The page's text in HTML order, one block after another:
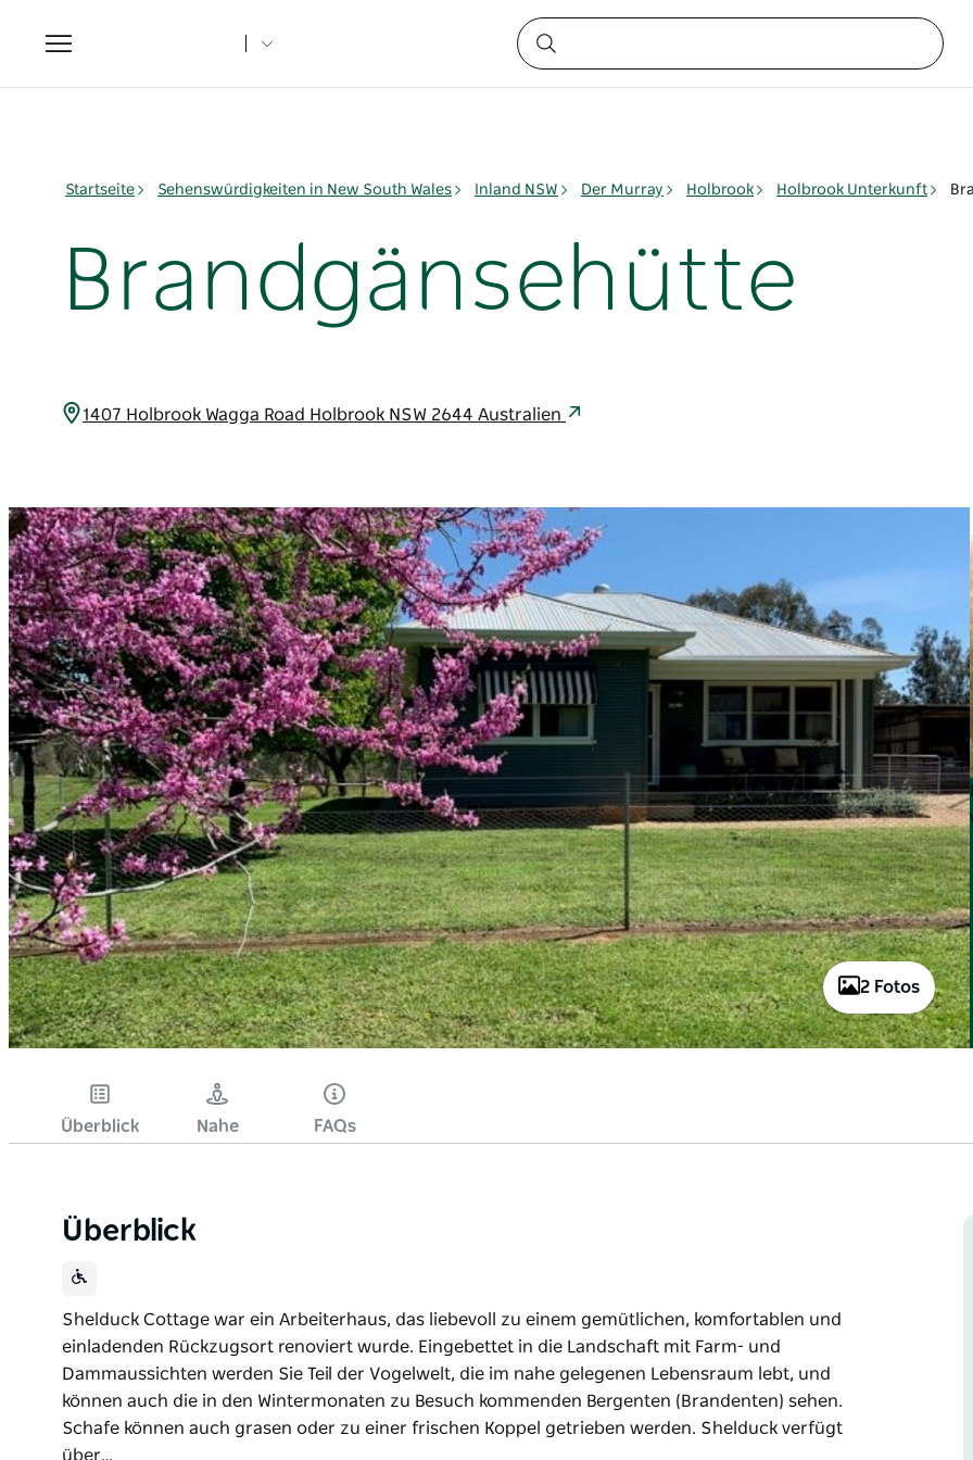
Toggle
navigation
Startseite Sehenswürdigkeiten in New South Wales Inland NSW Der Murray Holbrook Holbrook Unterkunft
Brandgänsehütte
1407 Holbrook Wagga Road Holbrook NSW 2644 Australien
2 Fotos
Überblick Nahe FAQs
Überblick
Shelduck Cottage war ein Arbeiterhaus, das liebevoll zu einem gemütlichen, komfortablen und
einladenden Rückzugsort renoviert wurde. Eingebettet in die Landschaft mit Farm- und
Dammaussichten werden Sie Teil der Vogelwelt, die im nahe gelegenen Lebensraum lebt, und
können auch die in den Wintermonaten zu Besuch kommenden Bergenten (Brandenten) sehen.
Schafe können auch grasen oder zu einer frischen Koppel getrieben werden. Shelduck verfügt
über…